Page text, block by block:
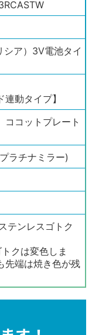
シア）3V電池タイ
連動タイプ】
ココットプレート
ラチナミラー)
テンレスゴトク
クは変色しま
先端は焼き色が残